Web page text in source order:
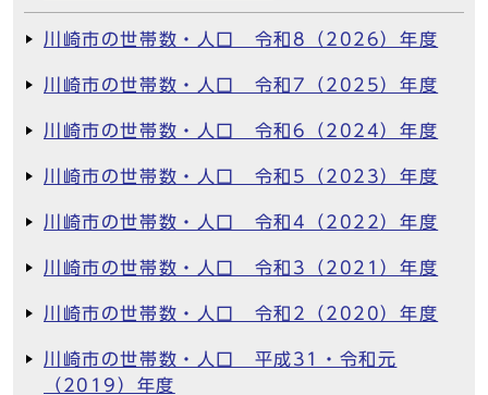
川崎市の世帯数・人口 令和8（2026）年度
川崎市の世帯数・人口 令和7（2025）年度
川崎市の世帯数・人口 令和6（2024）年度
川崎市の世帯数・人口 令和5（2023）年度
川崎市の世帯数・人口 令和4（2022）年度
川崎市の世帯数・人口 令和3（2021）年度
川崎市の世帯数・人口 令和2（2020）年度
川崎市の世帯数・人口 平成31・令和元
（2019）年度